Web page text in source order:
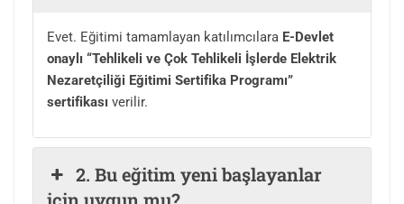
Evet. Eğitimi tamamlayan katılımcılara E-Devlet
onaylı “Tehlikeli ve Çok Tehlikeli İşlerde Elektrik
Nezaretçiliği Eğitimi Sertifika Programı”
sertifikası verilir.
2. Bu eğitim yeni başlayanlar